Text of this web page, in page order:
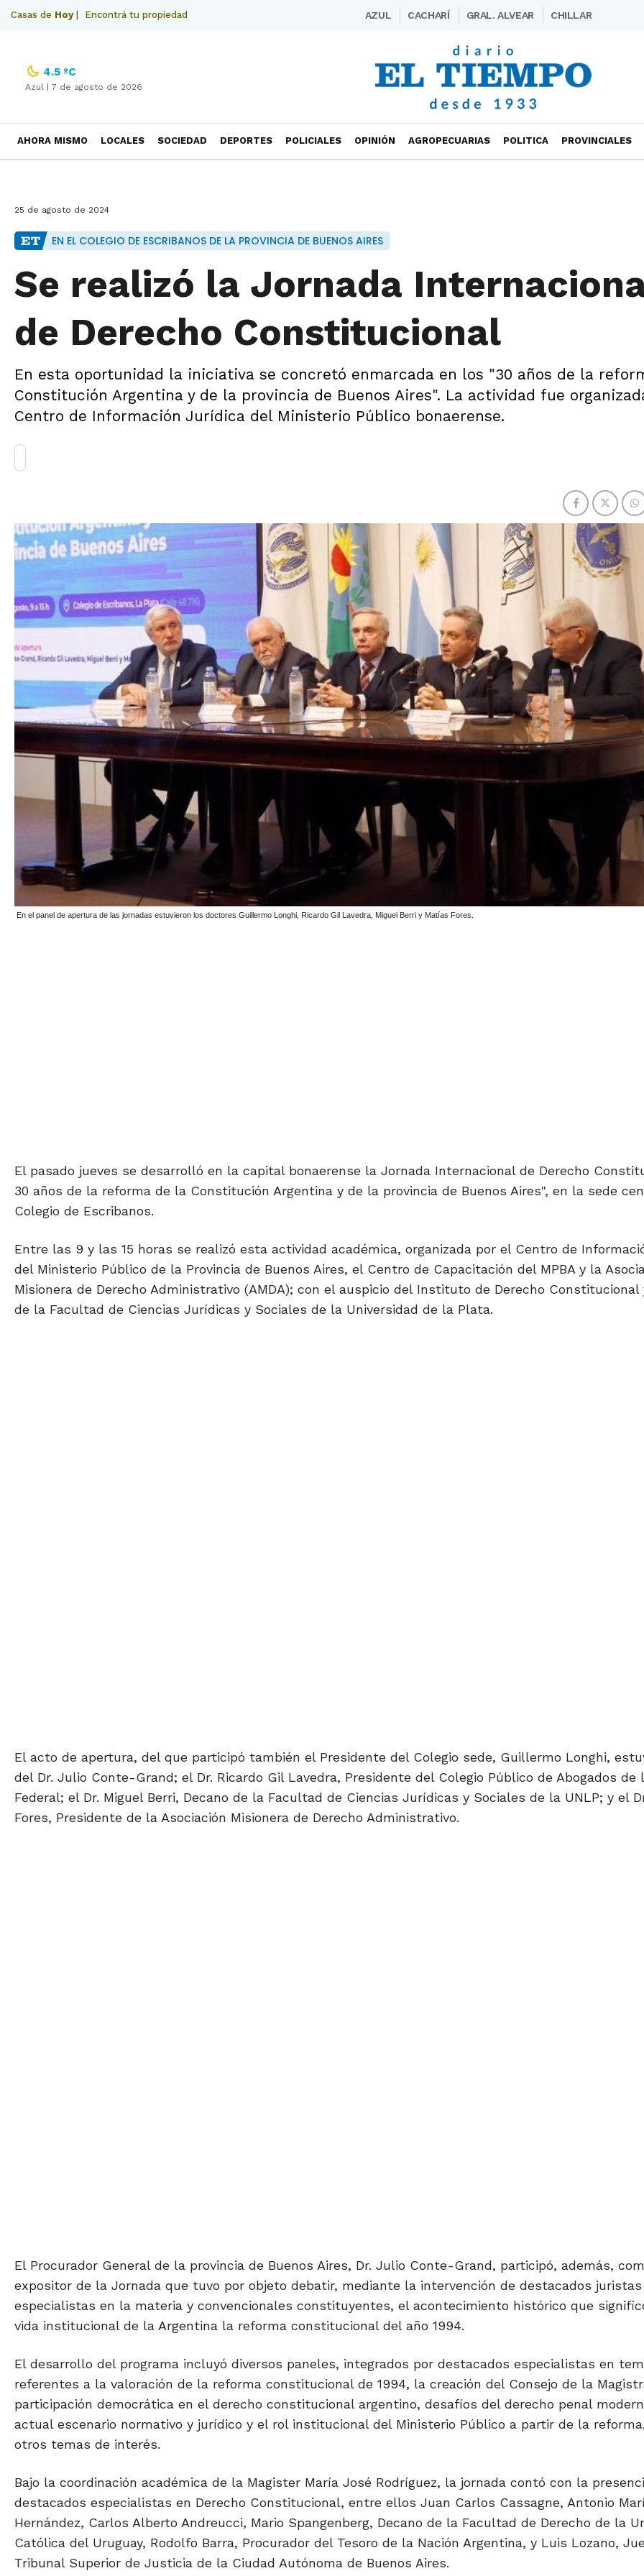
Casas de Hoy| Encontrá tu propiedad AZUL CACHARÍ GRAL. ALVEAR CHILLAR
4.5 ºC
Azul | 7 de agosto de 2026
AHORA MISMO LOCALES SOCIEDAD DEPORTES POLICIALES OPINIÓN AGROPECUARIAS POLITICA PROVINCIALES
25 de agosto de 2024
EN EL COLEGIO DE ESCRIBANOS DE LA PROVINCIA DE BUENOS AIRES
Se realizó la Jornada
de Derecho Constitucional
En esta oportunidad la iniciativa se concretó enmarcada en los "30 años de la
Constitución Argentina y de la provincia de Buenos Aires". La actividad fue
Centro de Información Jurídica del Ministerio Público bonaerense.
En el panel de apertura de las jornadas estuvieron los doctores Guillermo Longhi, Ricardo Gil Lavedra, Miguel Berri y Matías Fores.
El pasado jueves se desarrolló en la capital bonaerense la Jornada Internacional de Derecho
30 años de la reforma de la Constitución Argentina y de la provincia de Buenos Aires", en la sede
Colegio de Escribanos.
Entre las 9 y las 15 horas se realizó esta actividad académica, organizada por el Centro de
del Ministerio Público de la Provincia de Buenos Aires, el Centro de Capacitación del MPBA y la
Misionera de Derecho Administrativo (AMDA); con el auspicio del Instituto de Derecho Constitucional
de la Facultad de Ciencias Jurídicas y Sociales de la Universidad de la Plata.
El acto de apertura, del que participó también el Presidente del Colegio sede, Guillermo Longhi,
del Dr. Julio Conte-Grand; el Dr. Ricardo Gil Lavedra, Presidente del Colegio Público de Abogados de
Federal; el Dr. Miguel Berri, Decano de la Facultad de Ciencias Jurídicas y Sociales de la UNLP; y el
Fores, Presidente de la Asociación Misionera de Derecho Administrativo.
El Procurador General de la provincia de Buenos Aires, Dr. Julio Conte-Grand, participó, además,
expositor de la Jornada que tuvo por objeto debatir, mediante la intervención de destacados juristas
especialistas en la materia y convencionales constituyentes, el acontecimiento histórico que
vida institucional de la Argentina la reforma constitucional del año 1994.
El desarrollo del programa incluyó diversos paneles, integrados por destacados especialistas en
referentes a la valoración de la reforma constitucional de 1994, la creación del Consejo de la
participación democrática en el derecho constitucional argentino, desafíos del derecho penal
actual escenario normativo y jurídico y el rol institucional del Ministerio Público a partir de la
otros temas de interés.
Bajo la coordinación académica de la Magister María José Rodríguez, la jornada contó con la
destacados especialistas en Derecho Constitucional, entre ellos Juan Carlos Cassagne, Antonio
Hernández, Carlos Alberto Andreucci, Mario Spangenberg, Decano de la Facultad de Derecho de la
Católica del Uruguay, Rodolfo Barra, Procurador del Tesoro de la Nación Argentina, y Luis Lozano,
Tribunal Superior de Justicia de la Ciudad Autónoma de Buenos Aires.